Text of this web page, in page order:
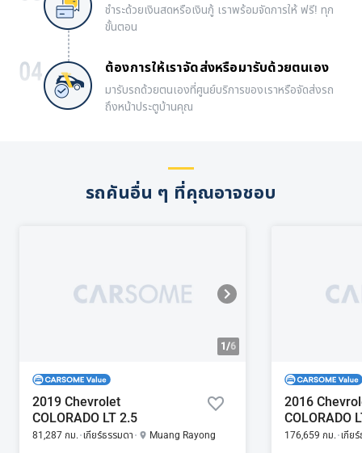
ชำระด้วยเงินสดหรือเงินกู้ เราพร้อมจัดการให้ ฟรี! ทุก
ขั้นตอน
ต้องการให้เราจัดส่งหรือมารับด้วยตนเอง
มารับรถด้วยตนเองที่ศูนย์บริการของเราหรือจัดส่งรถ
ถึงหน้าประตูบ้านคุณ
รถคันอื่น ๆ ที่คุณอาจชอบ
1/6
2019 Chevrolet
COLORADO LT 2.5
81,287 กม. เกียร์ธรรมดา Muang Rayong
2016
COLORADO
176,659 กม. เกีย